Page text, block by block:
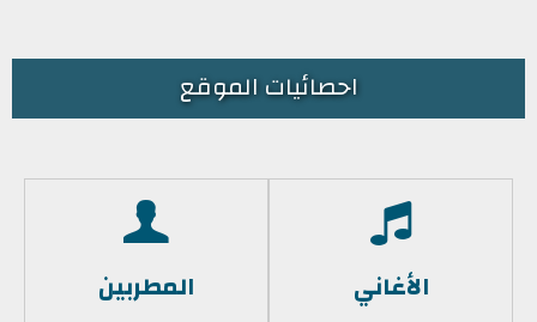
احصائيات الموقع
الأغاني المطربين